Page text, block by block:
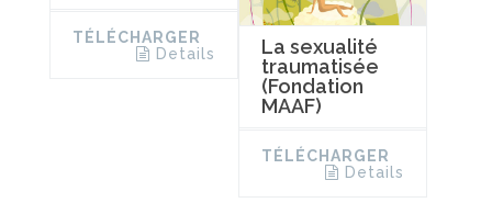
TÉLÉCHARGER
Details
La sexualité
traumatisée
(Fondation
MAAF)
TÉLÉCHARGER
Details